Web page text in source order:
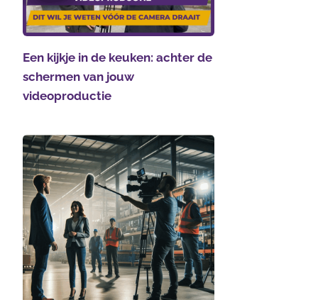
Een kijkje in de keuken: achter de
schermen van jouw
videoproductie